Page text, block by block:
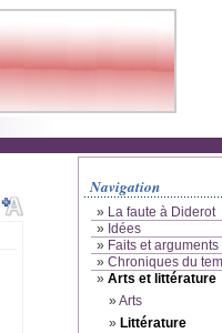
Navigation
» La faute à Diderot
» Idées
» Faits et arguments
» Chroniques du
» Arts et littérature
»Arts
» Littérature